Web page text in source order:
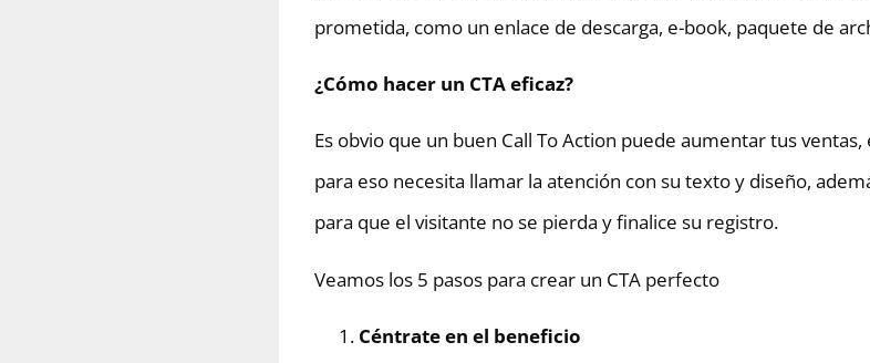
prometida, como un enlace de descarga, e-book, paquete de
¿Cómo hacer un CTA eficaz?
Es obvio que un buen Call To Action puede aumentar tus
para eso necesita llamar la atención con su texto y diseño,
para que el visitante no se pierda y finalice su registro.
Veamos los 5 pasos para crear un CTA perfecto
Céntrate en el beneficio